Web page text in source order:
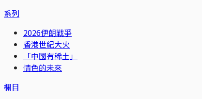
系列
2026伊朗戰爭
香港世紀大火
「中國有稀土」
情色的未來
欄目